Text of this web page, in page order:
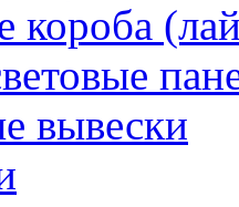
короба
вывески